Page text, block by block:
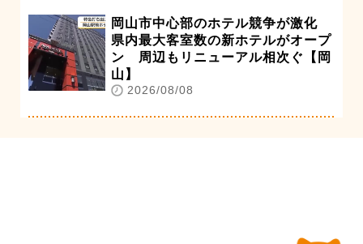
岡山市中心部のホテル競争が激化
県内最大客室数の新ホテルがオープ
ン 周辺もリニューアル相次ぐ【岡
山】
2026/08/08